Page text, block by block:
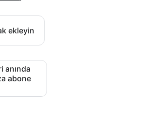
ekleyin
anında
abone